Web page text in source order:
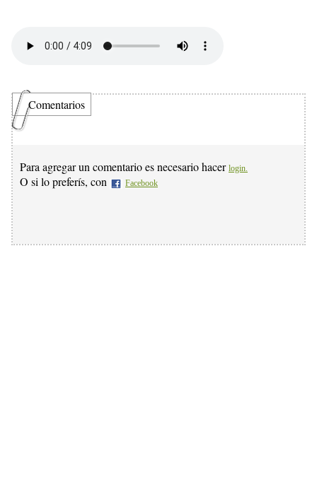
Comentarios
Para agregar un comentario es necesario hacer login.
O si lo preferís, con Facebook